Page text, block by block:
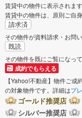
賃貸中の物件に表示されます
賃貸中の物件は、原則ご自
請求済
その物件が資料請求・お問
既読
その物件を既にご覧になっ
成約でもらえる
【Yahoo!不動産】物件ご
の対象物件です。詳細はプ
ゴールド推奨店
シルバー推奨店